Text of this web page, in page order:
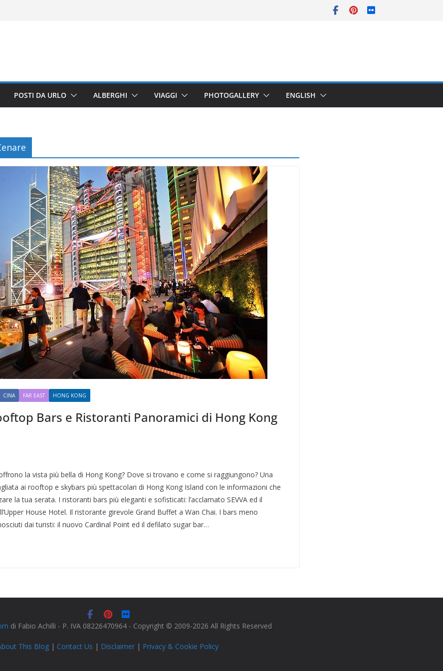
POSTI DA URLO ALBERGHI VIAGGI PHOTOGALLERY ENGLISH
CINA FAR EAST HONG KONG
Bars e Ristoranti Panoramici di Hong Kong
la vista più bella di Hong Kong? Dove si trovano e come si raggiungono? Una
ai rooftop e skybars più spettacolari di Hong Kong Island con le informazioni che
la tua serata. I ristoranti bars più eleganti e sofisticati: l’acclamato SEVVA ed il
House Hotel. Il ristorante girevole Grand Buffet a Wan Chai. I bars meno
dai turisti: il nuovo Cardinal Point ed il defilato sugar bar…
di Fabio Achilli - P. IVA 08226470964 - Copyright © 2009-2026 All Rights Reserved
This Blog | Contact Us | Disclaimer | Privacy & Cookie Policy